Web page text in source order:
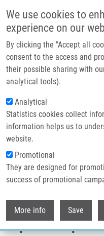
We use cookies to
experience on our
By clicking the "Accept all
consent to the access and
their possible sharing with
analytical tools).
Analytical
Statistics cookies collect
information helps us to
website.
Promotional
They are designed for
success of promotional
More info Save
Header image
Drobečková
Domů
Dynamic Changes In
Of Barrett's Esophagus To
Dynamic
expression